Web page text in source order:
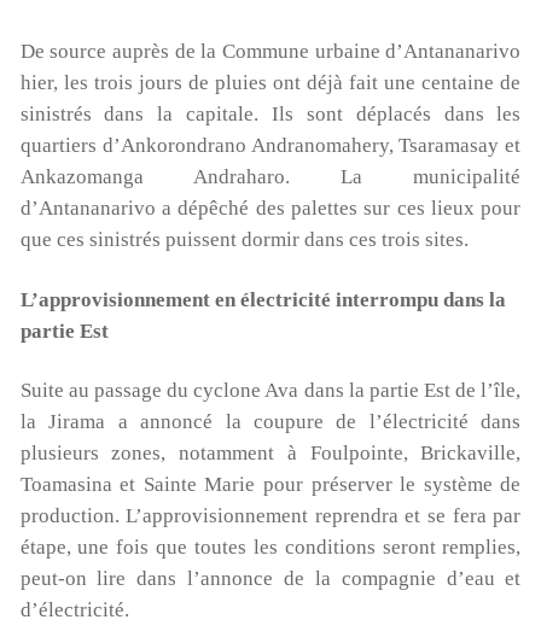
De source auprès de la Commune urbaine d’Antananarivo
hier, les trois jours de pluies ont déjà fait une centaine de
sinistrés dans la capitale. Ils sont déplacés dans les
quartiers d’Ankorondrano Andranomahery, Tsaramasay et
Ankazomanga Andraharo. La municipalité
d’Antananarivo a dépêché des palettes sur ces lieux pour
que ces sinistrés puissent dormir dans ces trois sites.
L’approvisionnement en électricité interrompu dans la
partie Est
Suite au passage du cyclone Ava dans la partie Est de l’île,
la Jirama a annoncé la coupure de l’électricité dans
plusieurs zones, notamment à Foulpointe, Brickaville,
Toamasina et Sainte Marie pour préserver le système de
production. L’approvisionnement reprendra et se fera par
étape, une fois que toutes les conditions seront remplies,
peut-on lire dans l’annonce de la compagnie d’eau et
d’électricité.